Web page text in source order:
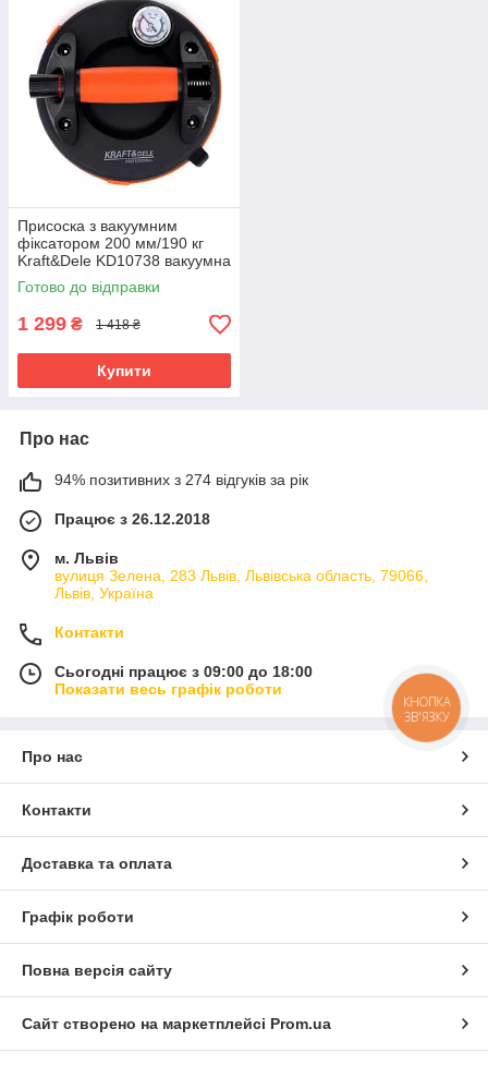
Присоска з вакуумним
фіксатором 200 мм/190 кг
Kraft&Dele KD10738 вакуумна
монтажна присоска
Готово до відправки
1 299 ₴ 1 418 ₴
Купити
Про нас
94% позитивних з 274 відгуків за рік
Працює з 26.12.2018
м. Львів
вулиця Зелена, 283 Львів, Львівська область, 79066,
Львів, Україна
Контакти
Сьогодні працює з 09:00 до 18:00
Показати весь графік роботи
Про нас
Контакти
Доставка та оплата
Графік роботи
Повна версія сайту
Сайт створено на маркетплейсі Prom.ua
КНОПКА
ЗВ'ЯЗКУ